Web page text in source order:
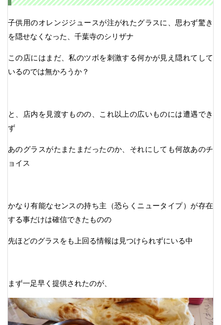
子供用のオレンジジュースが注がれたグラスに、思わず驚き
を隠せなくなった、千葉寺のシリザナ
この店にはまだ、私のツボを刺激する何かが見え隠れてして
いるのでは無かろうか？
と、店内を見渡すものの、これ以上の広いものには遭遇でき
ず
あのグラスがたまたまだったのか、それにしても何故あのチ
ョイス
かなり有能なセンスの持ち主（恐らくニュータイプ）が存在
する事だけは確信できたものの
先ほどのグラスをも上回る情報は見つけられずにいる中
まず一足早く提供されたのが、